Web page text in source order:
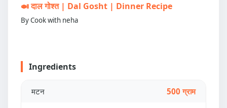
🍛 दाल गोश्त | Dal Gosht | Dinner Recipe
By Cook with neha
Ingredients
मटन 500 ग्राम